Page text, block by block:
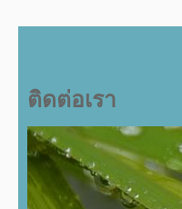
ติดต่อเรา